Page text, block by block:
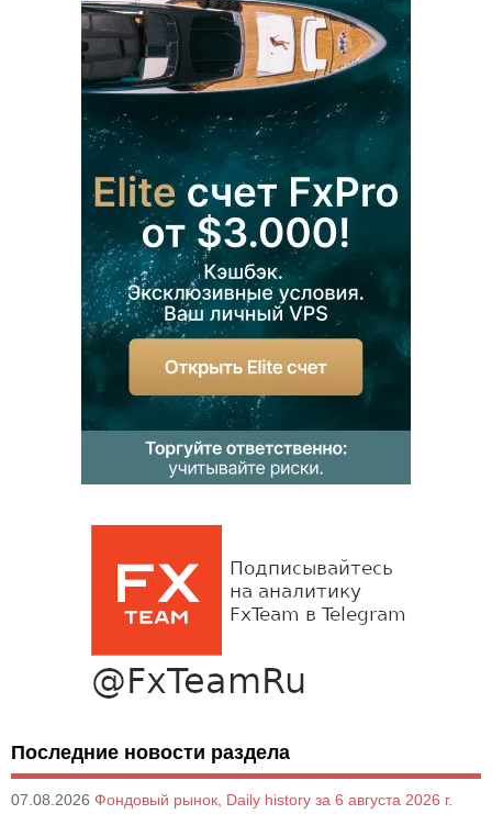
Последние новости раздела
07.08.2026 Фондовый рынок, Daily history за 6 августа 2026 г.